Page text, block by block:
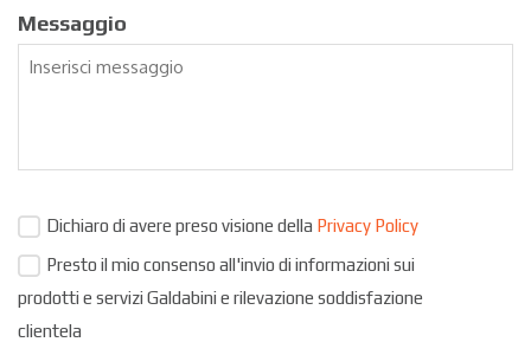
Messaggio
Dichiaro di avere preso visione della Privacy Policy
Presto il mio consenso all'invio di informazioni sui
prodotti e servizi Galdabini e rilevazione soddisfazione
clientela